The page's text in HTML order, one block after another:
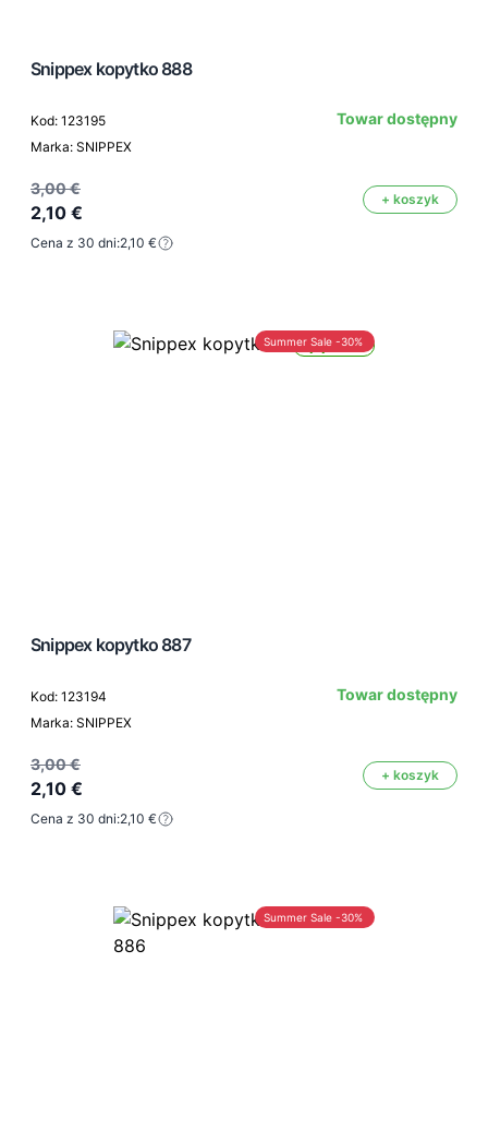
Snippex kopytko 888
Kod: 123195
Marka: SNIPPEX
Towar dostępny
3,00 €
2,10 €
+ koszyk
Cena z 30 dni:2,10 €
Wysyłka 24h
Summer Sale -30%
Snippex kopytko 887
Kod: 123194
Marka: SNIPPEX
Towar dostępny
3,00 €
2,10 €
+ koszyk
Cena z 30 dni:2,10 €
Summer Sale -30%